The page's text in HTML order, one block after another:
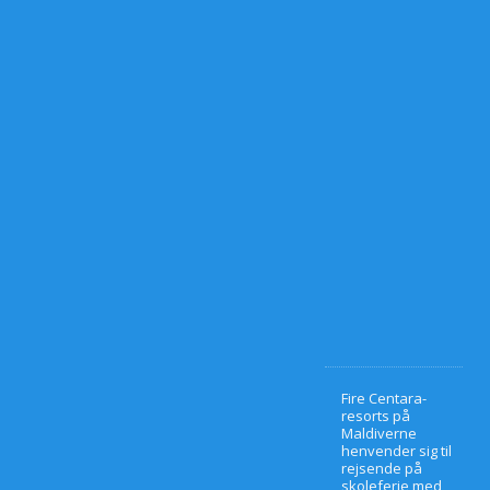
Fire Centara-
resorts på
Maldiverne
henvender sig til
rejsende på
skoleferie med